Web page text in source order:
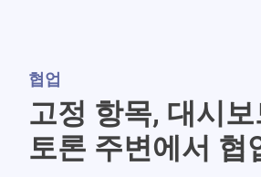
협업
고정 항목, 대시
토론 주변에서 협